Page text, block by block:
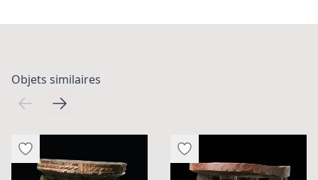
Objets similaires